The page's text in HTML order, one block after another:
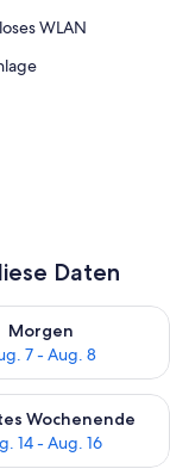
nach Saison
WLAN
Daten
Aug. 6 - Aug. 7.
Morgen
7 - Aug. 8
Verfügbarkeit
Aug. 7
Wochenende
14 - Aug. 16
Verfügbarkeit